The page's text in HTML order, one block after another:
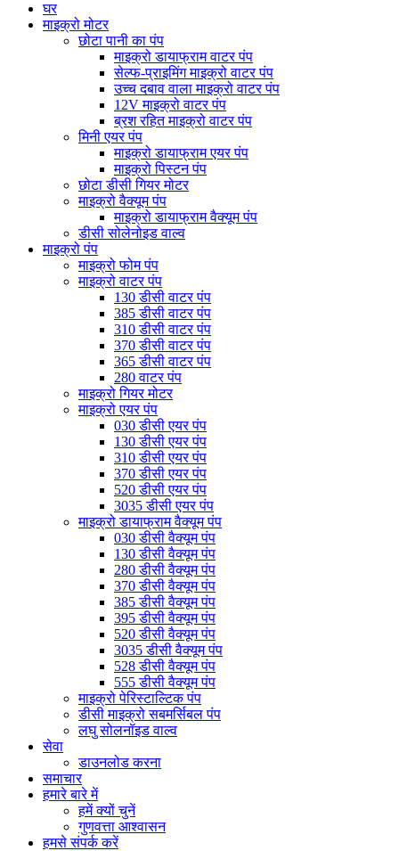
घर
माइक्रो मोटर
छोटा पानी का पंप
माइक्रो डायाफ्राम वाटर पंप
सेल्फ-प्राइमिंग माइक्रो वाटर पंप
उच्च दबाव वाला माइक्रो वाटर पंप
12V माइक्रो वाटर पंप
ब्रश रहित माइक्रो वाटर पंप
मिनी एयर पंप
माइक्रो डायाफ्राम एयर पंप
माइक्रो पिस्टन पंप
छोटा डीसी गियर मोटर
माइक्रो वैक्यूम पंप
माइक्रो डायाफ्राम वैक्यूम पंप
डीसी सोलेनोइड वाल्व
माइक्रो पंप
माइक्रो फोम पंप
माइक्रो वाटर पंप
130 डीसी वाटर पंप
385 डीसी वाटर पंप
310 डीसी वाटर पंप
370 डीसी वाटर पंप
365 डीसी वाटर पंप
280 वाटर पंप
माइक्रो गियर मोटर
माइक्रो एयर पंप
030 डीसी एयर पंप
130 डीसी एयर पंप
310 डीसी एयर पंप
370 डीसी एयर पंप
520 डीसी एयर पंप
3035 डीसी एयर पंप
माइक्रो डायाफ्राम वैक्यूम पंप
030 डीसी वैक्यूम पंप
130 डीसी वैक्यूम पंप
280 डीसी वैक्यूम पंप
370 डीसी वैक्यूम पंप
385 डीसी वैक्यूम पंप
395 डीसी वैक्यूम पंप
520 डीसी वैक्यूम पंप
3035 डीसी वैक्यूम पंप
528 डीसी वैक्यूम पंप
555 डीसी वैक्यूम पंप
माइक्रो पेरिस्टाल्टिक पंप
डीसी माइक्रो सबमर्सिबल पंप
लघु सोलनॉइड वाल्व
सेवा
डाउनलोड करना
समाचार
हमारे बारे में
हमें क्यों चुनें
गुणवत्ता आश्वासन
हमसे संपर्क करें